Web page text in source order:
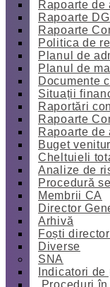
Rapoarte de
Rapoarte
Rapoarte
Politica de
Planul de
Planul de
Documente
Situații
Raportări
Rapoarte
Rapoarte de
Buget
Cheltuieli
Analize de
Procedură
Membrii CA
Director
Arhivă
Foști
Diverse
SNA
Indicatori de
Proceduri